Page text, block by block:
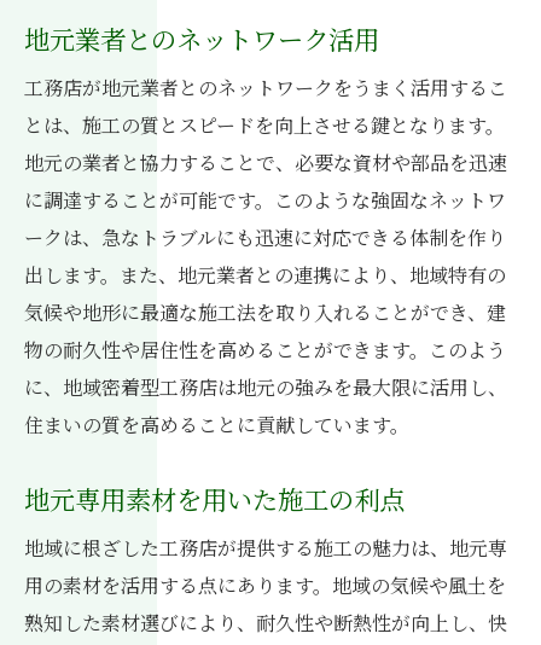
地元業者とのネットワーク活用
工務店が地元業者とのネットワークをうまく活用するこ
とは、施工の質とスピードを向上させる鍵となります。
地元の業者と協力することで、必要な資材や部品を迅速
に調達することが可能です。このような強固なネットワ
ークは、急なトラブルにも迅速に対応できる体制を作り
出します。また、地元業者との連携により、地域特有の
気候や地形に最適な施工法を取り入れることができ、建
物の耐久性や居住性を高めることができます。このよう
に、地域密着型工務店は地元の強みを最大限に活用し、
住まいの質を高めることに貢献しています。
地元専用素材を用いた施工の利点
地域に根ざした工務店が提供する施工の魅力は、地元専
用の素材を活用する点にあります。地域の気候や風土を
熟知した素材選びにより、耐久性や断熱性が向上し、快